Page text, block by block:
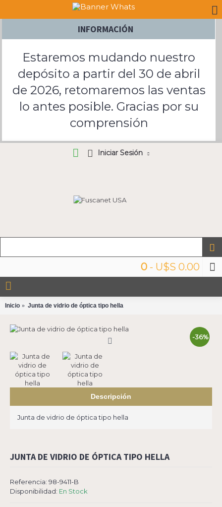
INFORMACIÓN
Estaremos mudando nuestro
depósito a partir del 30 de abril
de 2026, retomaremos las ventas
lo antes posible. Gracias por su
comprensión
Iniciar Sesión
0 - U$S 0.00
Inicio Junta de vidrio de óptica tipo hella
-36%
Descripción
Junta de vidrio de óptica tipo hella
JUNTA DE VIDRIO DE ÓPTICA TIPO HELLA
Referencia: 98-9411-B
Disponibilidad: En Stock